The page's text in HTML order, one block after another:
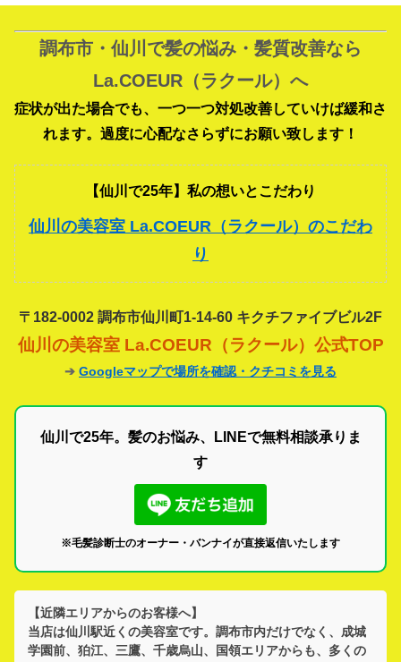
調布市・仙川で髪の悩み・髪質改善なら
La.COEUR（ラクール）へ
症状が出た場合でも、一つ一つ対処改善していけば緩和さ
れます。過度に心配なさらずにお願い致します！
【仙川で25年】私の想いとこだわり
仙川の美容室 La.COEUR（ラクール）のこだわ
り
〒182-0002 調布市仙川町1-14-60 キクチファイブビル2F
仙川の美容室 La.COEUR（ラクール）公式TOP
➔ Googleマップで場所を確認・クチコミを見る
仙川で25年。髪のお悩み、LINEで無料相談承りま
す
※毛髪診断士のオーナー・バンナイが直接返信いたします
【近隣エリアからのお客様へ】
当店は仙川駅近くの美容室です。 調布市内だけでなく、 成城
学園前、狛江、三鷹、千歳烏山、国領エリアからも、多くの